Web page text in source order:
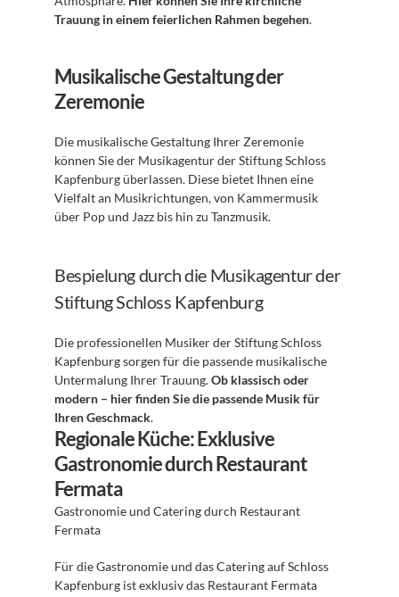
Trauung in einem feierlichen Rahmen begehen.
Musikalische Gestaltung der
Zeremonie
Die musikalische Gestaltung Ihrer Zeremonie
können Sie der Musikagentur der Stiftung Schloss
Kapfenburg überlassen. Diese bietet Ihnen eine
Vielfalt an Musikrichtungen, von Kammermusik
über Pop und Jazz bis hin zu Tanzmusik.
Bespielung durch die Musikagentur der
Stiftung Schloss Kapfenburg
Die professionellen Musiker der Stiftung Schloss
Kapfenburg sorgen für die passende musikalische
Untermalung Ihrer Trauung. Ob klassisch oder
modern – hier finden Sie die passende Musik für
Ihren Geschmack.
Regionale Küche: Exklusive
Gastronomie durch Restaurant
Fermata
Gastronomie und Catering durch Restaurant
Fermata
Für die Gastronomie und das Catering auf Schloss
Kapfenburg ist exklusiv das Restaurant Fermata